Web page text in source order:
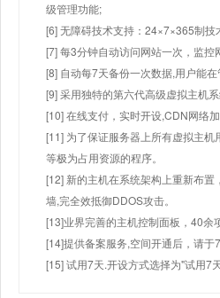
级管理功能;
[6] 无障碍技术支持：24×7×365制技
[7] 每3分钟自动访问网站一次，监控
[8] 自动每7天备份一次数据,用户能
[9] 采用独特的第六代高级虚拟主机
[10] 在线支付，实时开设,CDN网络
[11] 为了保证服务器上所有虚拟主
等极为占用资源的程序。
[12] 新的主机在系统架构上重新布
墙,完全效抵御DDOS攻击。
[13]业界完善的主机控制面板，40余
[14]提供备案服务,空间开通后，请于
[15] 试用7天.开设方式选择为"试用7天